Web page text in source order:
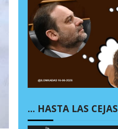
… HASTA LAS CEJAS